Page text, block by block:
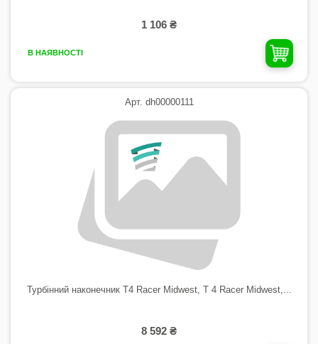
1 106 ₴
В НАЯВНОСТІ
Арт. dh00000111
Турбінний наконечник T4 Racer Midwest, T 4 Racer Midwest,...
8 592 ₴